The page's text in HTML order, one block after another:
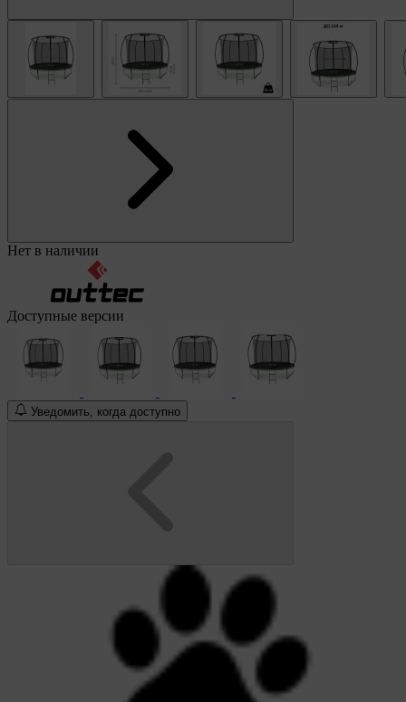
Нет в наличии
Доступные версии
Уведомить, когда доступно